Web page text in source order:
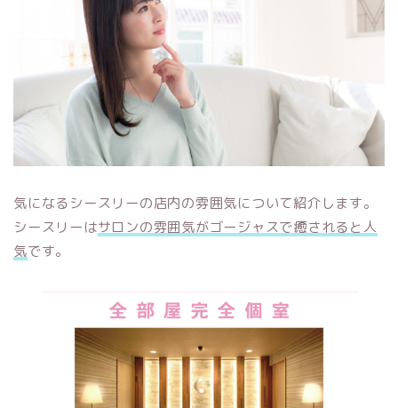
気になるシースリーの店内の雰囲気について紹介します。
シースリーはサロンの雰囲気がゴージャスで癒されると人
気です。